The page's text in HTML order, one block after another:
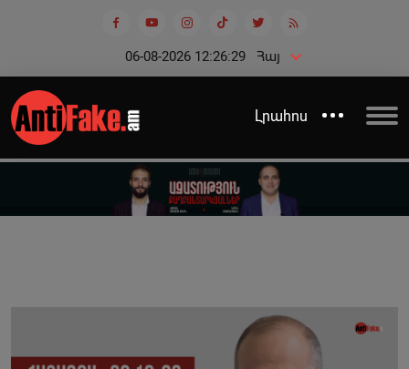
06-08-2026 12:26:29 Հայ
Լրահոս